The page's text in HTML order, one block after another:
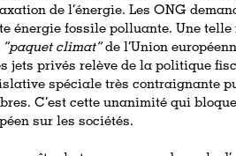
de l’énergie. Les ONG
énergie fossile polluante. Une telle
“paquet climat”de l’Union
jets privés relève de la politique
spéciale très contraignante
C’est cette unanimité qui bloque
sur les sociétés.